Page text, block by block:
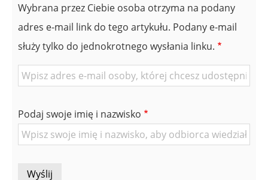
Wybrana przez Ciebie osoba otrzyma na podany
adres e-mail link do tego artykułu. Podany e-mail
służy tylko do jednokrotnego wysłania linku.
E-
znajomej
Osoby
Podaj swoje imię i nazwisko